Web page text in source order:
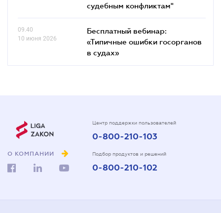
судебным конфликтам"
09.40
10 июня 2026
Бесплатный вебинар:
«Типичные ошибки госорганов
в судах»
О КОМПАНИИ
Центр поддержки пользователей
0-800-210-103
Подбор продуктов и решений
0-800-210-102